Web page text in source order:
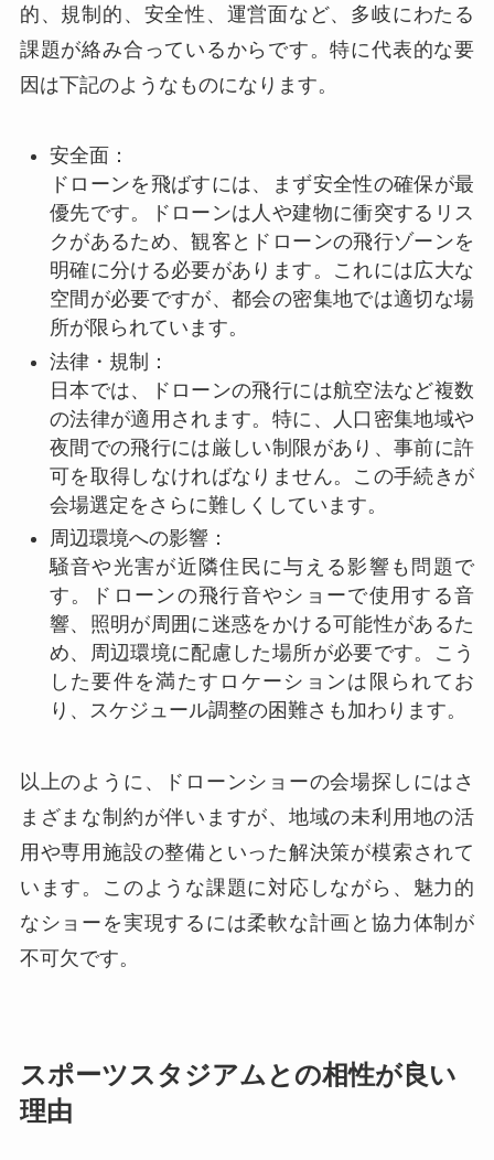
的、規制的、安全性、運営面など、多岐にわたる
課題が絡み合っているからです。特に代表的な要
因は下記のようなものになります。
安全面：
ドローンを飛ばすには、まず安全性の確保が最
優先です。ドローンは人や建物に衝突するリス
クがあるため、観客とドローンの飛行ゾーンを
明確に分ける必要があります。これには広大な
空間が必要ですが、都会の密集地では適切な場
所が限られています。
法律・規制：
日本では、ドローンの飛行には航空法など複数
の法律が適用されます。特に、人口密集地域や
夜間での飛行には厳しい制限があり、事前に許
可を取得しなければなりません。この手続きが
会場選定をさらに難しくしています。
周辺環境への影響：
騒音や光害が近隣住民に与える影響も問題で
す。ドローンの飛行音やショーで使用する音
響、照明が周囲に迷惑をかける可能性があるた
め、周辺環境に配慮した場所が必要です。こう
した要件を満たすロケーションは限られてお
り、スケジュール調整の困難さも加わります。
以上のように、ドローンショーの会場探しにはさ
まざまな制約が伴いますが、地域の未利用地の活
用や専用施設の整備といった解決策が模索されて
います。このような課題に対応しながら、魅力的
なショーを実現するには柔軟な計画と協力体制が
不可欠です。
スポーツスタジアムとの相性が良い
理由